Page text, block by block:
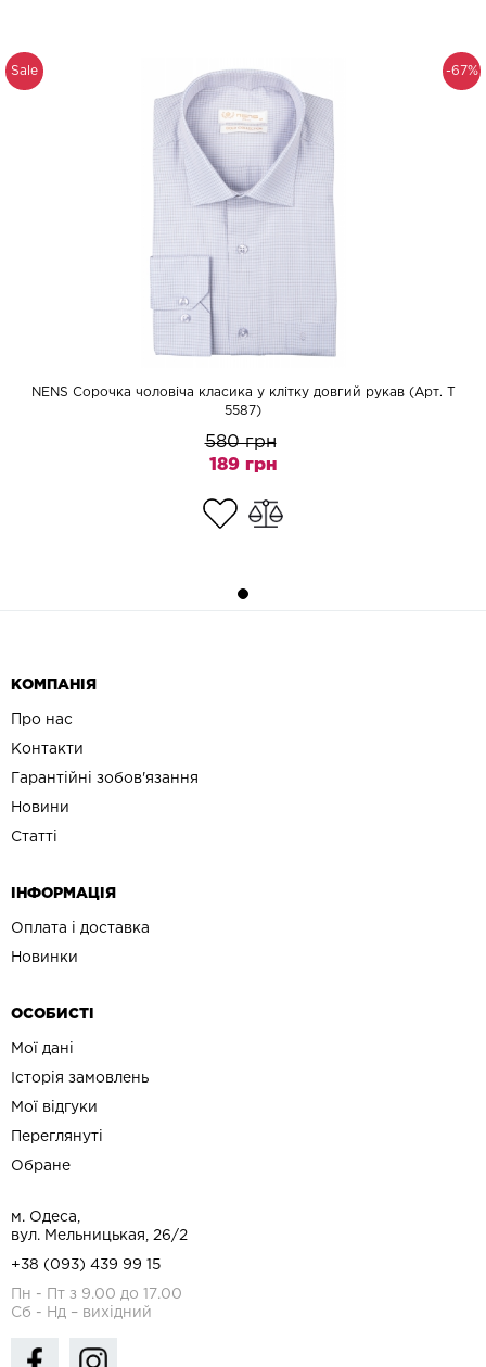
-67%
Sale
NENS Сорочка чоловіча класика у клітку довгий рукав (Арт. T
5587)
580 грн
189 грн
КОМПАНІЯ
Про нас
Контакти
Гарантійні зобов'язання
Новини
Статті
ІНФОРМАЦІЯ
Оплата і доставка
Новинки
ОСОБИСТІ
Мої дані
Історія замовлень
Мої відгуки
Переглянуті
Обране
м. Одеса,
вул. Мельницькая, 26/2
+38 (093) 439 99 15
Пн - Пт з 9.00 до 17.00
Сб - Нд – вихідний